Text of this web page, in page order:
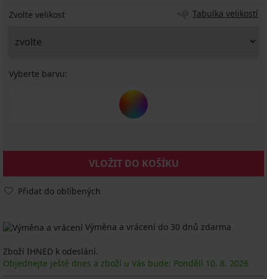
Zvolte velikost Tabulka velikostí
Vyberte barvu:
VLOŽIT DO KOŠÍKU
Přidat do oblíbených
Výměna a vrácení do 30 dnů zdarma
Zboží IHNED k odeslání.
Objednejte ještě dnes a zboží u Vás bude: Pondělí 10. 8. 2026